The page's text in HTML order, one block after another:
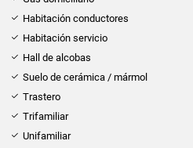
Habitación conductores
Habitación servicio
Hall de alcobas
Suelo de cerámica / mármol
Trastero
Trifamiliar
Unifamiliar